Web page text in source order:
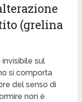
(grelina
sul
si comporta
del senso di
non è